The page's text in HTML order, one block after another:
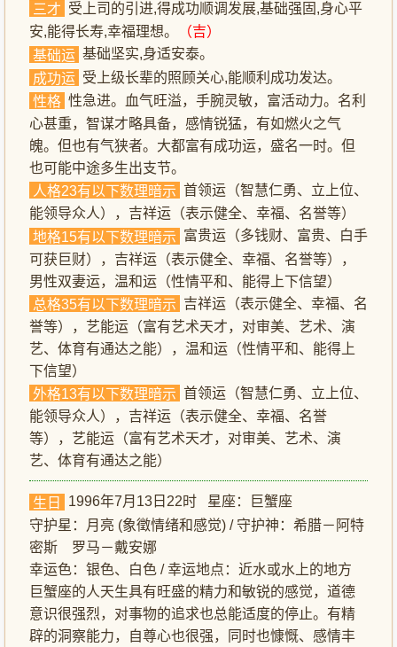
三才 受上司的引进,得成功顺调发展,基础强固,身心平
安,能得长寿,幸福理想。
（吉）
基础运 基础坚实,身适安泰。
成功运 受上级长辈的照顾关心,能顺利成功发达。
性格 性急进。血气旺溢，手腕灵敏，富活动力。名利
心甚重，智谋才略具备，感情锐猛，有如燃火之气
魄。但也有气狭者。大都富有成功运，盛名一时。但
也可能中途多生出支节。
人格23有以下数理暗示 首领运（智慧仁勇、立上位、
能领导众人），吉祥运（表示健全、幸福、名誉等）
地格15有以下数理暗示 富贵运（多钱财、富贵、白手
可获巨财），吉祥运（表示健全、幸福、名誉等），
男性双妻运，温和运（性情平和、能得上下信望）
总格35有以下数理暗示 吉祥运（表示健全、幸福、名
誉等），艺能运（富有艺术天才，对审美、艺术、演
艺、体育有通达之能），温和运（性情平和、能得上
下信望）
外格13有以下数理暗示 首领运（智慧仁勇、立上位、
能领导众人），吉祥运（表示健全、幸福、名誉
等），艺能运（富有艺术天才，对审美、艺术、演
艺、体育有通达之能）
生日
1996年7月13日22时 星座：巨蟹座
守护星：月亮 (象徵情绪和感觉) / 守护神：希腊－阿特
密斯 罗马－戴安娜
幸运色：银色、白色 / 幸运地点：近水或水上的地方
巨蟹座的人天生具有旺盛的精力和敏锐的感觉，道德
意识很强烈，对事物的追求也总能适度的停止。有精
辟的洞察能力，自尊心也很强，同时也慷慨、感情丰